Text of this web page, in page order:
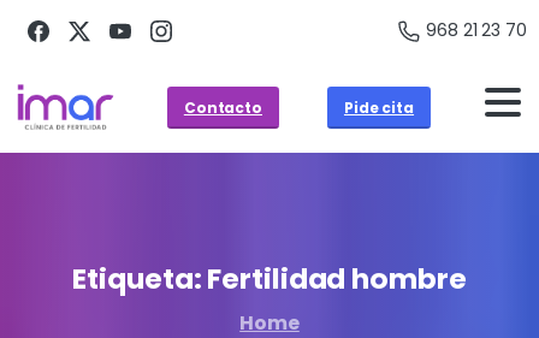
968 21 23 70
Contacto Pide cita
Etiqueta:Fertilidad hombre
Home